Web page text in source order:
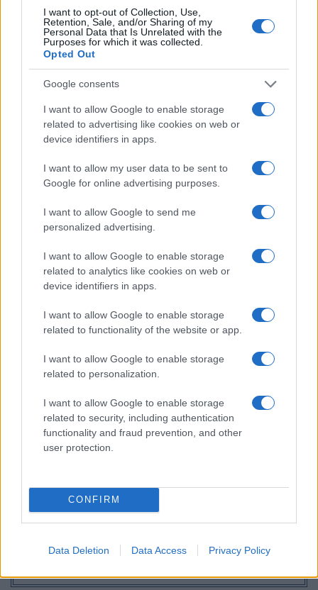
I want to opt-out of Collection, Use,
Retention, Sale, and/or Sharing of my
Personal Data that Is Unrelated with the
Purposes for which it was collected.
Opted Out
Google consents
I want to allow Google to enable storage
related to advertising like cookies on web or
device identifiers in apps.
I want to allow my user data to be sent to
Google for online advertising purposes.
I want to allow Google to send me
personalized advertising.
I want to allow Google to enable storage
related to analytics like cookies on web or
device identifiers in apps.
I want to allow Google to enable storage
related to functionality of the website or app.
I want to allow Google to enable storage
related to personalization.
I want to allow Google to enable storage
related to security, including authentication
functionality and fraud prevention, and other
user protection.
CONFIRM
Data Deletion Data Access Privacy Policy
Σημειώνεται ότι θα ακολουθήσει αναλυτική ανακοίνωση
για την εξειδίκευση των αποφάσεων.
Ακολουθείστε το iPaideia.gr στο Google News
Ειδήσεις
για την Παιδεία και την εργασία
στο iPaideia.gr